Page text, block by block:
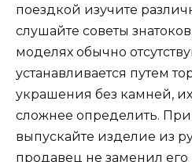
поездкой изучите
слушайте советы
моделях обычно
устанавливается путем
украшения без камней,
сложнее определить.
выпускайте изделие из
продавец не заменил его